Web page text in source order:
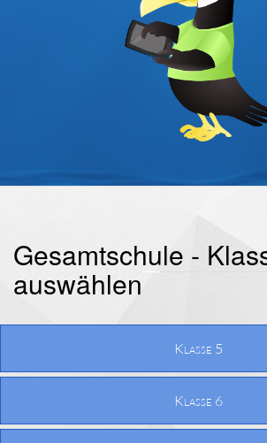
Gesamtschule -
auswählen
Klasse 5
Klasse 6